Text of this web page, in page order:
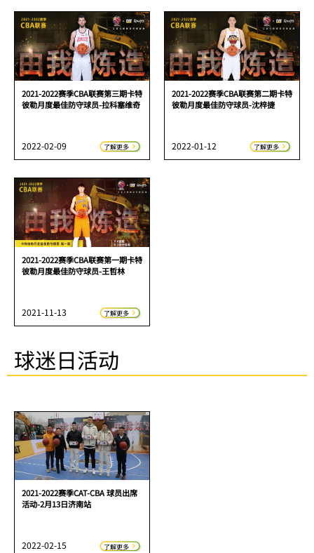
2021-2022赛季CBA联赛第三期卡特
彼勒月度最佳防守球员-拉科塞维奇
2022-02-09 了解更多
2021-2022赛季CBA联赛第二期卡特
彼勒月度最佳防守球员-沈梓捷
2022-01-12 了解更多
2021-2022赛季CBA联赛第一期卡特
彼勒月度最佳防守球员-王哲林
2021-11-13 了解更多
球迷日活动
2021-2022赛季CAT-CBA 球员出席
活动-2月13日济南站
2022-02-15 了解更多